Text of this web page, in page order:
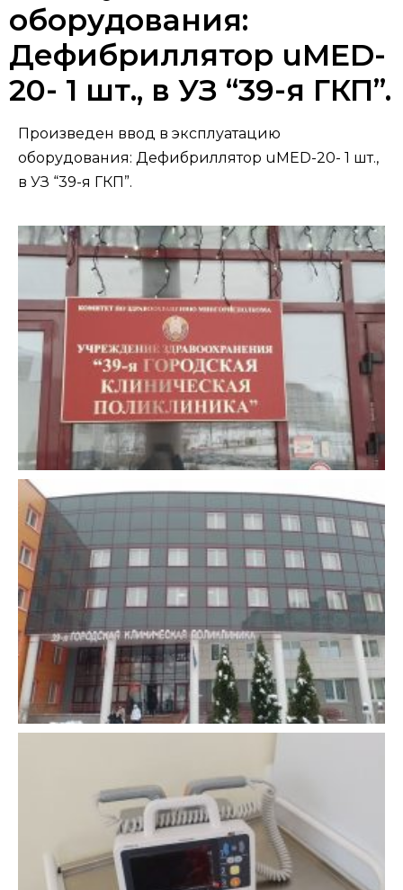
оборудования:
Дефибриллятор uMED-
20- 1 шт., в УЗ “39-я ГКП”.
Произведен ввод в эксплуатацию
оборудования: Дефибриллятор uMED-20- 1 шт.,
в УЗ “39-я ГКП”.